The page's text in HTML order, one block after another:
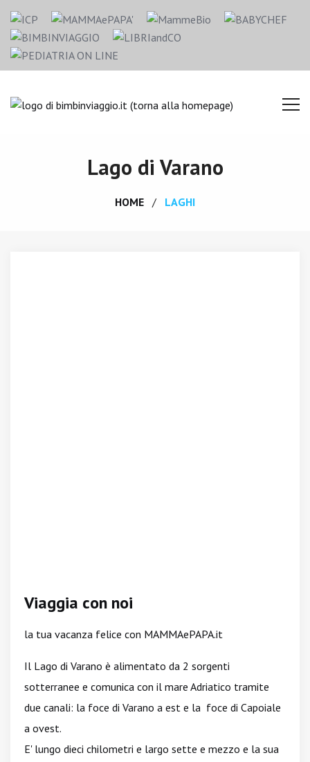
Lago di Varano
HOME LAGHI
Viaggia con noi
la tua vacanza felice con MAMMAePAPA.it
Il Lago di Varano è alimentato da 2 sorgenti
sotterranee e comunica con il mare Adriatico tramite
due canali: la foce di Varano a est e la foce di Capoiale
a ovest.
E' lungo dieci chilometri e largo sette e mezzo e la sua